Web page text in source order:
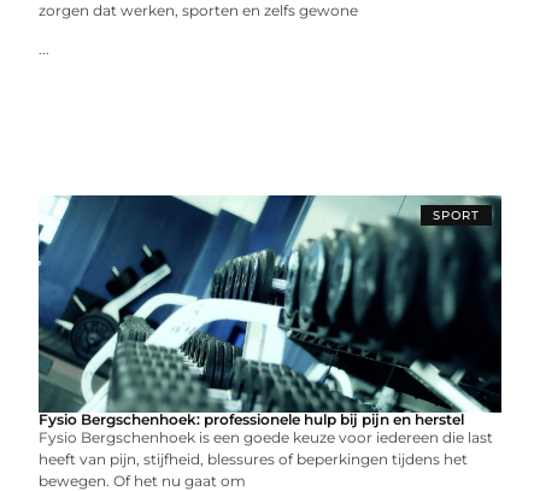
zorgen dat werken, sporten en zelfs gewone
...
SPORT
Fysio Bergschenhoek: professionele hulp bij pijn en herstel
Fysio Bergschenhoek is een goede keuze voor iedereen die last
heeft van pijn, stijfheid, blessures of beperkingen tijdens het
bewegen. Of het nu gaat om